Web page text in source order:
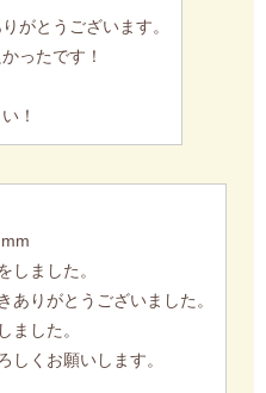
がとうございます。
ったです！
！
しました。
ありがとうございました。
ました。
しくお願いします。